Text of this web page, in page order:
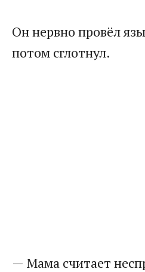
Он нервно провёл
потом сглотнул.
— Мама считает